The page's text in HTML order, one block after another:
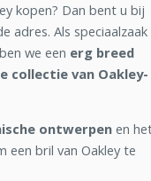
kopen? Dan bent u bij
adres. Als speciaalzaak
we een erg breed
collectie van Oakley-
ontwerpen en
een bril van Oakley te